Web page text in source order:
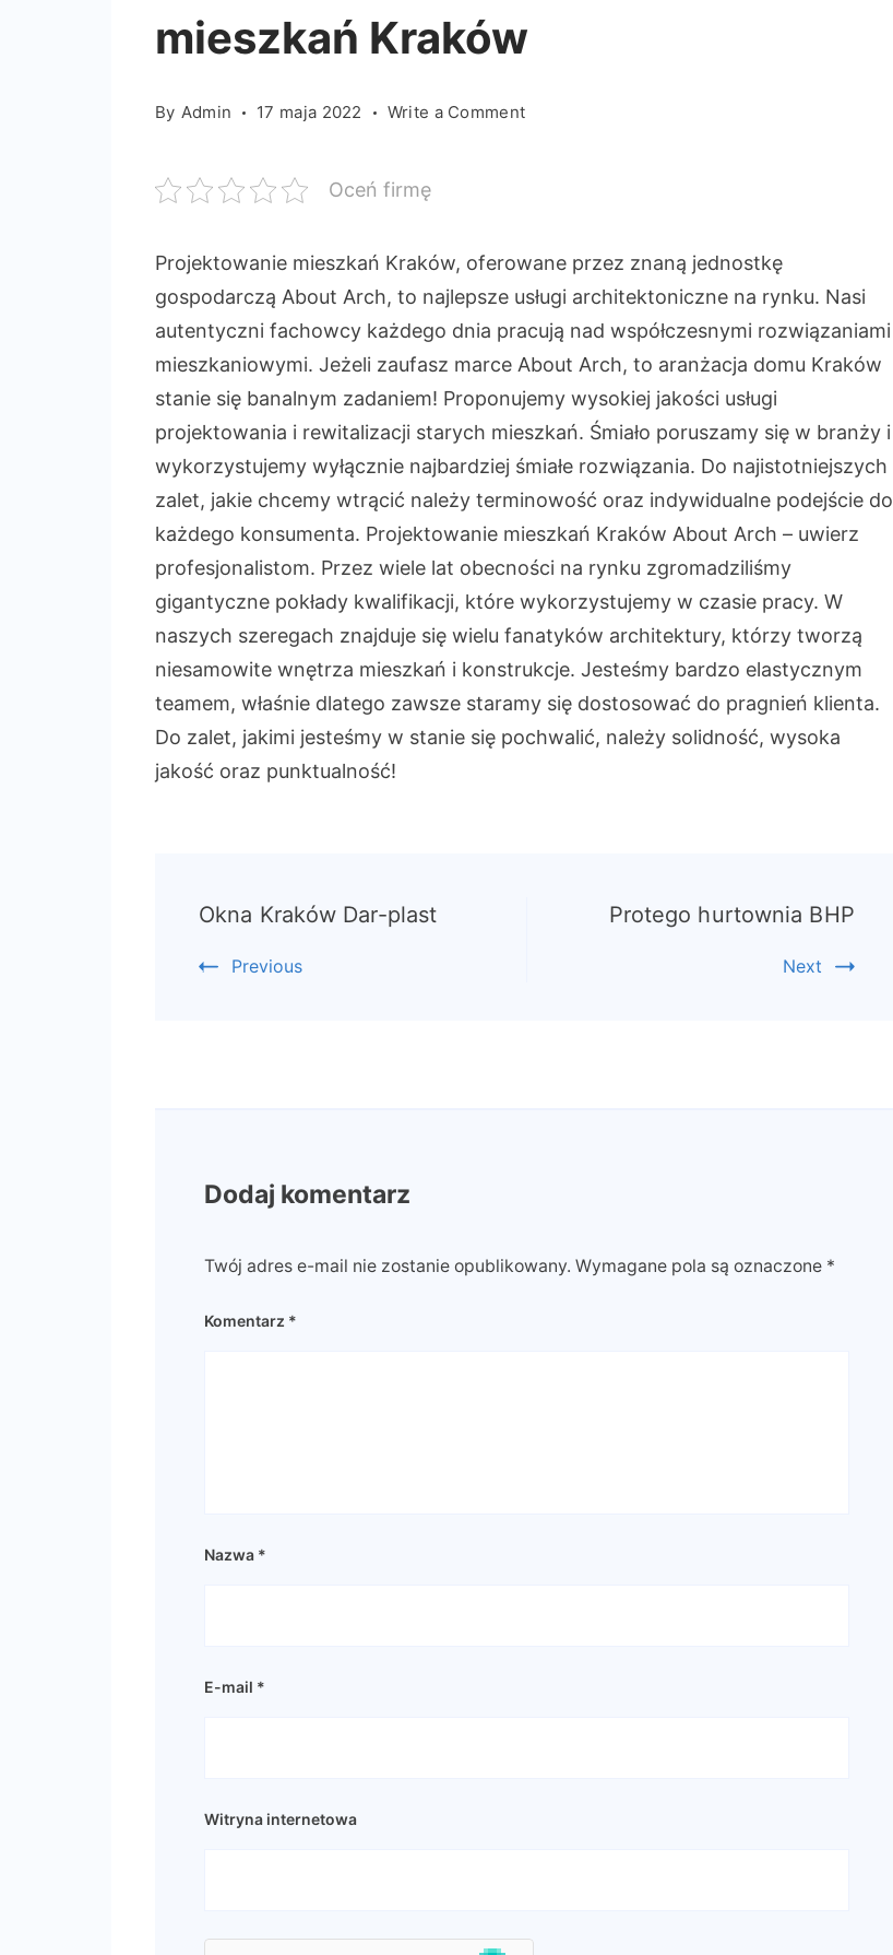
mieszkań Kraków
By Admin 17 maja 2022 Write a Commenton
Oceń firmę
Projektowanie mieszkań Kraków, oferowane przez znaną jednostkę
gospodarczą About Arch, to najlepsze usługi architektoniczne na rynku. Nasi
autentyczni fachowcy każdego dnia pracują nad współczesnymi rozwiązaniami
mieszkaniowymi. Jeżeli zaufasz marce About Arch, to aranżacja domu Kraków
stanie się banalnym zadaniem! Proponujemy wysokiej jakości usługi
projektowania i rewitalizacji starych mieszkań. Śmiało poruszamy się w branży i
wykorzystujemy wyłącznie najbardziej śmiałe rozwiązania. Do najistotniejszych
zalet, jakie chcemy wtrącić należy terminowość oraz indywidualne podejście do
każdego konsumenta. Projektowanie mieszkań Kraków About Arch – uwierz
profesjonalistom. Przez wiele lat obecności na rynku zgromadziliśmy
gigantyczne pokłady kwalifikacji, które wykorzystujemy w czasie pracy. W
naszych szeregach znajduje się wielu fanatyków architektury, którzy tworzą
niesamowite wnętrza mieszkań i konstrukcje. Jesteśmy bardzo elastycznym
teamem, właśnie dlatego zawsze staramy się dostosować do pragnień klienta.
Do zalet, jakimi jesteśmy w stanie się pochwalić, należy solidność, wysoka
jakość oraz punktualność!
Okna Kraków Dar-plast
Previous
Protego hurtownia BHP
Next
Dodaj komentarz
Twój adres e-mail nie zostanie opublikowany. Wymagane pola są oznaczone *
Komentarz *
Nazwa *
E-mail *
Witryna internetowa